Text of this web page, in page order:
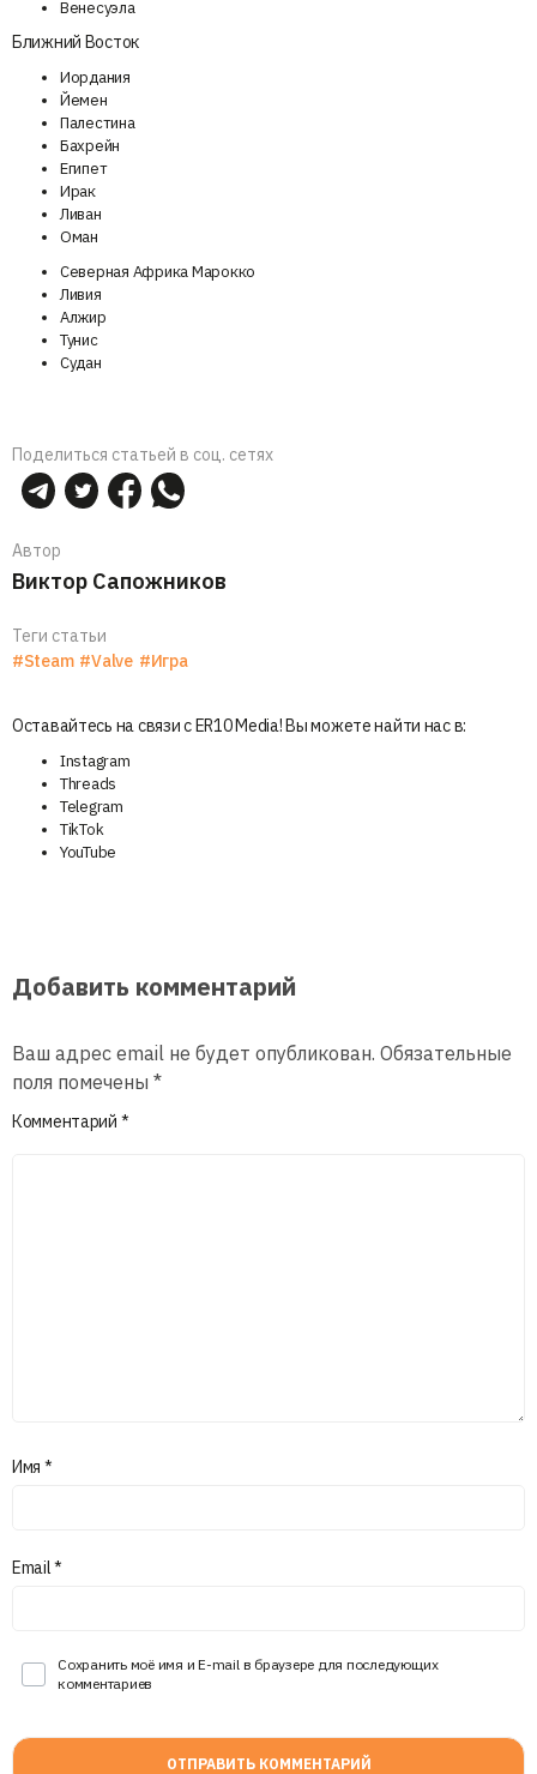
Венесуэла
Ближний Восток
Иордания
Йемен
Палестина
Бахрейн
Египет
Ирак
Ливан
Оман
Северная Африка Марокко
Ливия
Алжир
Тунис
Судан
Поделиться статьей в соц. сетях
Автор
Виктор Сапожников
Теги статьи
#Steam #Valve #Игра
Оставайтесь на связи с ER10 Media! Вы можете найти нас в:
Instagram
Threads
Telegram
TikTok
YouTube
Добавить комментарий
Ваш адрес email не будет опубликован. Обязательные
поля помечены *
Комментарий *
Имя *
Email*
Сохранить моё имя и E-mail в браузере для последующих
комментариев